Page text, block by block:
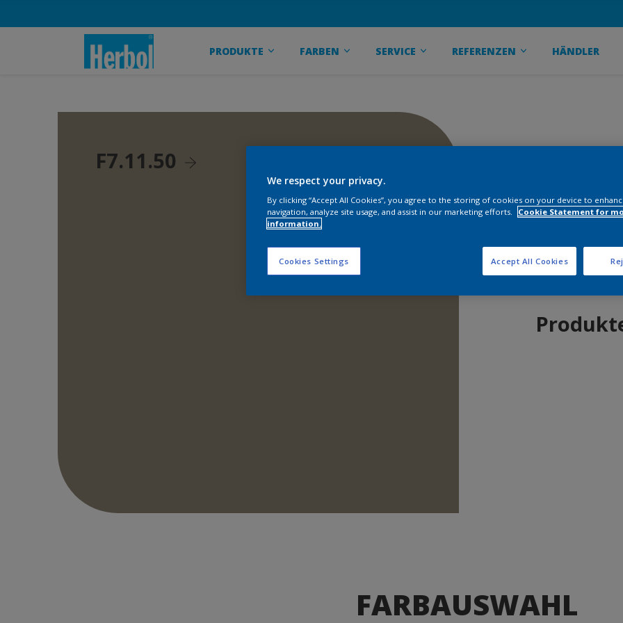
PRODUKTE FARBEN SERVICE REFERENZEN HÄNDLER
F7.11.50
FARBAUSWAHL
We respect your privacy.
By clicking “Accept All Cookies”, you agree to the storing of cookies on your device to
navigation, analyze site usage, and assist in our marketing efforts.
Cookie Statement for
information.
Cookies Settings Accept All Cookies